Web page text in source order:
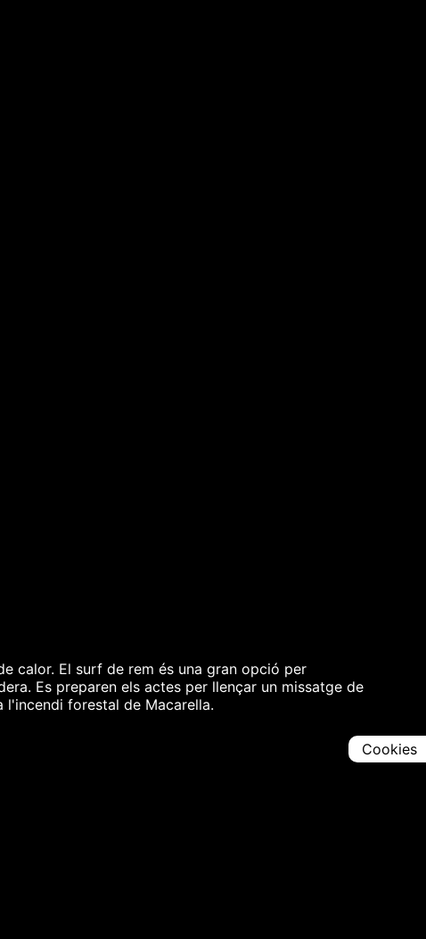
calor. El surf de rem és una gran opció per
Es preparen els actes per llençar un missatge de
l'incendi forestal de Macarella.
Cookies